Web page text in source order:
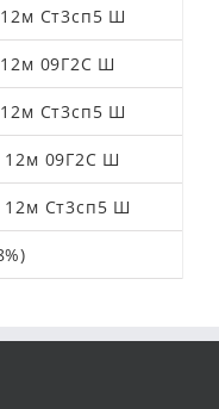
Ст3сп5 Ш
09Г2С Ш
Ст3сп5 Ш
12м 09Г2С Ш
12м Ст3сп5 Ш